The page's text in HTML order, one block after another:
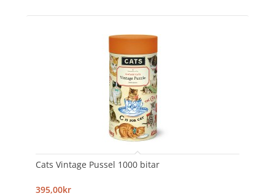
Cats Vintage Pussel 1000 bitar
395,00kr